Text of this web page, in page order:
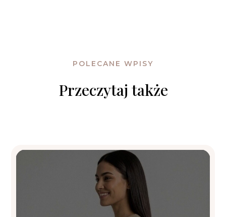
POLECANE WPISY
Przeczytaj także